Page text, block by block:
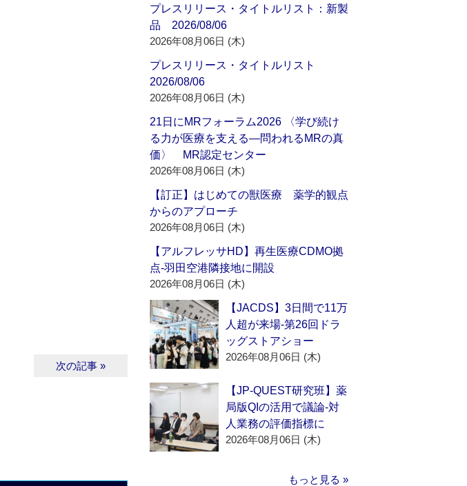
次の記事 »
プレスリリース・タイトルリスト：新製
品 2026/08/06
2026年08月06日 (木)
プレスリリース・タイトルリスト
2026/08/06
2026年08月06日 (木)
21日にMRフォーラム2026 〈学び続け
る力が医療を支える―問われるMRの真
価〉 MR認定センター
2026年08月06日 (木)
【訂正】はじめての獣医療 薬学的観点
からのアプローチ
2026年08月06日 (木)
【アルフレッサHD】再生医療CDMO拠
点‐羽田空港隣接地に開設
2026年08月06日 (木)
【JACDS】3日間で11万
人超が来場‐第26回ドラ
ッグストアショー
2026年08月06日 (木)
【JP-QUEST研究班】薬
局版QIの活用で議論‐対
人業務の評価指標に
2026年08月06日 (木)
もっと見る »